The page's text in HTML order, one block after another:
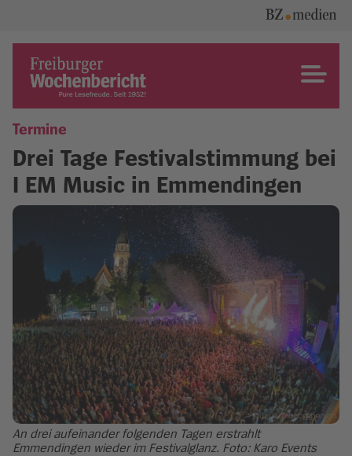
content
Freiburger Wochenbericht
Termine
Drei Tage Festivalstimmung bei
I EM Music in Emmendingen
An drei aufeinander folgenden Tagen erstrahlt
Emmendingen wieder im Festivalglanz. Foto: Karo Events